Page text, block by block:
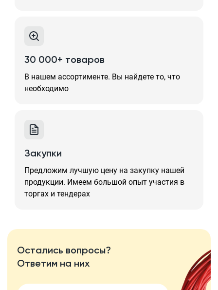
30 000+ товаров
В нашем ассортименте. Вы найдете то, что
необходимо
Закупки
Предложим лучшую цену на закупку нашей
продукции. Имеем большой опыт участия в
торгах и тендерах
Остались вопросы?
Ответим на них